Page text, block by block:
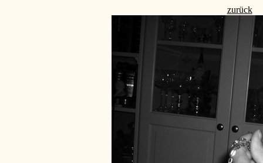
zurück